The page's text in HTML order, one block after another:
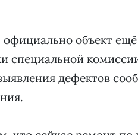
объект
специальной
дефектов